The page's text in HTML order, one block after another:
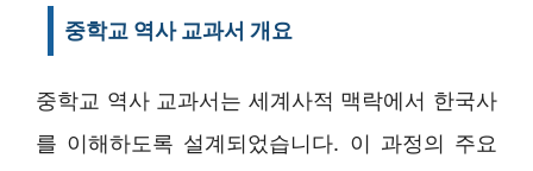
중학교 역사 교과서 개요
중학교 역사 교과서는 세계사적 맥락에서 한국사
를 이해하도록 설계되었습니다. 이 과정의 주요